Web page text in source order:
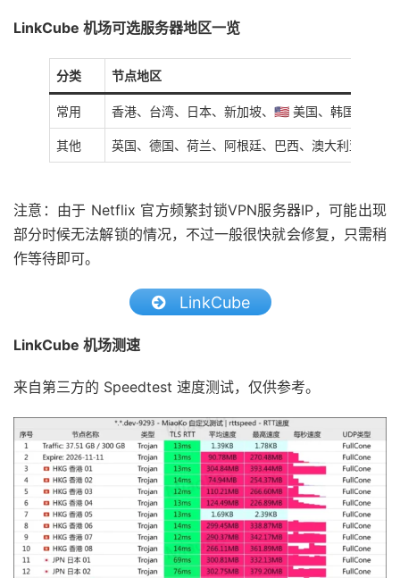
LinkCube 机场可选服务器地区一览
分类 节点地区
常用 香港、台湾、日本、新加坡、🇺🇸 美国、韩国
其他 英国、德国、荷兰、阿根廷、巴西、澳大利亚、印
注意：由于 Netflix 官方频繁封锁VPN服务器IP，可能出现
部分时候无法解锁的情况，不过一般很快就会修复，只需稍
作等待即可。
LinkCube
LinkCube 机场测速
来自第三方的 Speedtest 速度测试，仅供参考。